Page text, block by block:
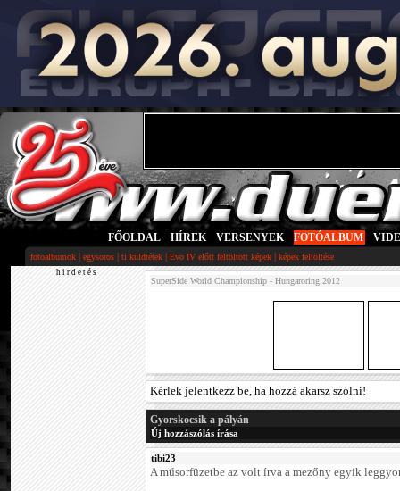
FŐOLDAL HÍREK VERSENYEK FOTÓALBUM
fotoalbumok | egysoros | ti küldtétek | Evo IV előtt feltöltött képek | képek feltöltése
h i r d e t é s
SuperSide World Championship - Hungaroring 2012
Kérlek jelentkezz be, ha hozzá akarsz szólni!
Gyorskocsik a pályán
Új hozzászólás írása
tibi23
A műsorfüzetbe az volt írva a mezőny egyik